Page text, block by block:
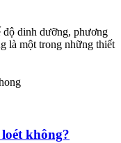
độ dinh dưỡng, phương
là một trong những thiết
không?